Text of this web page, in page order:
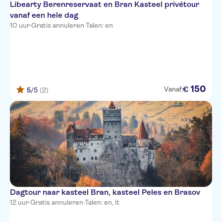
Libearty Berenreservaat en Bran Kasteel privétour
vanaf een hele dag
10 uur·Gratis annuleren·Talen: en
5/5 (2) Vanaf:€ 150
Dagtour naar kasteel Bran, kasteel Peles en Brasov
12 uur·Gratis annuleren·Talen: en, it